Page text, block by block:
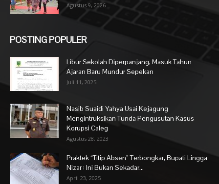
Agustus 9, 2026
POSTING POPULER
Libur Sekolah Diperpanjang, Masuk Tahun
Ajaran Baru Mundur Sepekan
Juli 11, 2025
Nasib Suaidi Yahya Usai Kejagung
Mengintruksikan Tunda Pengusutan Kasus
Korupsi Caleg
Agustus 28, 2023
Praktek “Titip Absen” Terbongkar, Bupati Lingga
Nizar : Ini Bukan Sekadar...
April 23, 2025